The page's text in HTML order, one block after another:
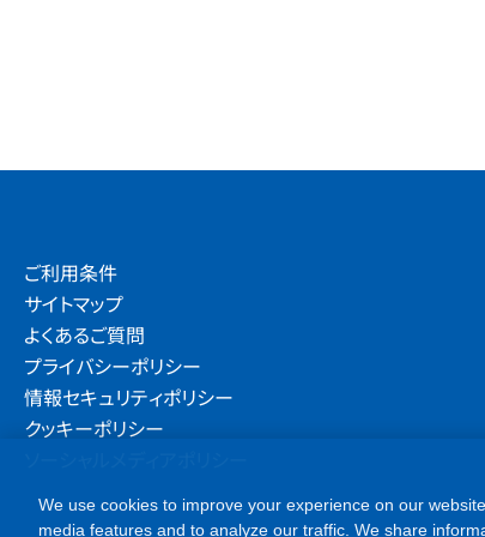
ご利用条件
サイトマップ
よくあるご質問
プライバシーポリシー
情報セキュリティポリシー
クッキーポリシー
We use cookies to improve your experience on our
media features and to analyze our traffic. We share